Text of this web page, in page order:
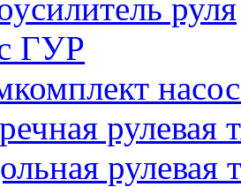
руля
ГУР
рулевая
рулевая